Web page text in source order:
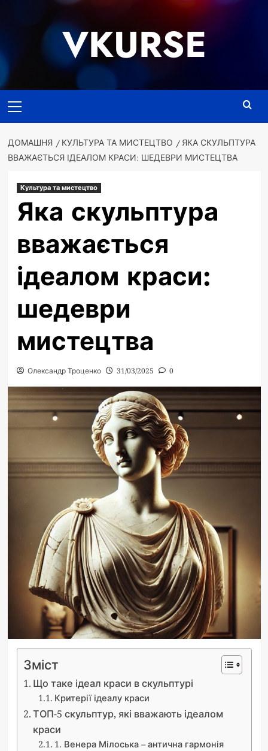
VKURSE
меню
ДОМАШНЯ КУЛЬТУРА ТА МИСТЕЦТВО
ЯКА СКУЛЬПТУРА
ВВАЖАЄТЬСЯ ІДЕАЛОМ КРАСИ: ШЕДЕВРИ МИСТЕЦТВА
Культура та мистецтво
Яка скульптура
вважається
ідеалом краси:
шедеври
мистецтва
Олександр Троценко 31/03/2025 0
Зміст
Що таке ідеал краси в скульптурі
Критерії ідеалу краси
ТОП-5 скульптур, які вважають ідеалом
краси
1. Венера Мілоська – антична гармонія